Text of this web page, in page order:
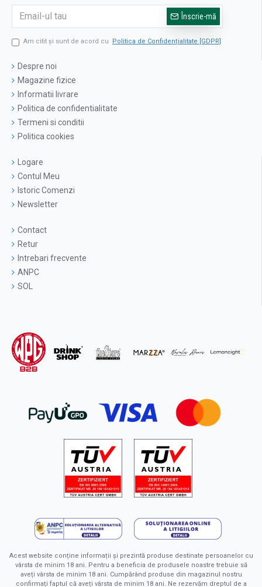
Înscrie-mă
Am citit şi sunt de acord cu Politica de Confidențialitate [GDPR]
Despre noi
Magazine fizice
Informatii livrare
Politica de confidentialitate
Termeni si conditii
Politica cookies
Logare
Contul Meu
Istoric Comenzi
Newsletter
Contact
Retur
Intrebari frecvente
ANPC
SOL
Acest website conține informații și prezintă produse destinate persoanelor cu
vârsta de minim 18 ani. Pentru a beneficia de produsele noastre trebuie să
aveți vârsta de minim 18 ani. Cumpărând produse din magazinul nostru
confirmați faptul că aveți vârsta de minim 18 ani. Ne rezervăm dreptul de a